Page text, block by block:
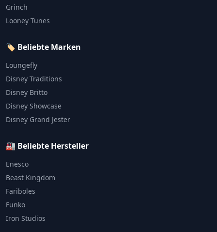
Grinch
Looney Tunes
🏷️ Beliebte Marken
Loungefly
Disney Traditions
Disney Britto
Disney Showcase
Disney Grand Jester
🏭 Beliebte Hersteller
Enesco
Beast Kingdom
Fariboles
Funko
Iron Studios